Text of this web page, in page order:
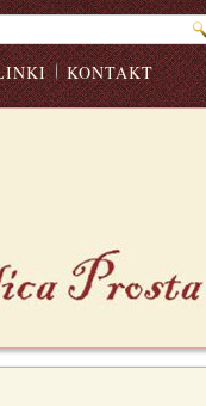
KONTAKT